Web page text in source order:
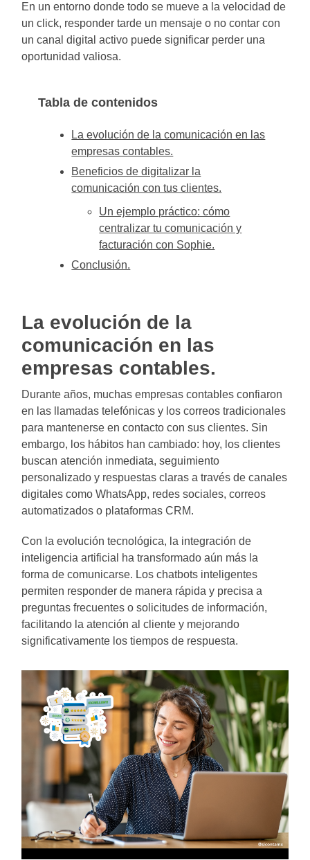
En un entorno donde todo se mueve a la velocidad de
un click, responder tarde un mensaje o no contar con
un canal digital activo puede significar perder una
oportunidad valiosa.
Tabla de contenidos
La evolución de la comunicación en las
empresas contables.
Beneficios de digitalizar la
comunicación con tus clientes.
Un ejemplo práctico: cómo
centralizar tu comunicación y
facturación con Sophie.
Conclusión.
La evolución de la
comunicación en las
empresas contables.
Durante años, muchas empresas contables confiaron
en las llamadas telefónicas y los correos tradicionales
para mantenerse en contacto con sus clientes. Sin
embargo, los hábitos han cambiado: hoy, los clientes
buscan atención inmediata, seguimiento
personalizado y respuestas claras a través de canales
digitales como WhatsApp, redes sociales, correos
automatizados o plataformas CRM.
Con la evolución tecnológica, la integración de
inteligencia artificial ha transformado aún más la
forma de comunicarse. Los chatbots inteligentes
permiten responder de manera rápida y precisa a
preguntas frecuentes o solicitudes de información,
facilitando la atención al cliente y mejorando
significativamente los tiempos de respuesta.